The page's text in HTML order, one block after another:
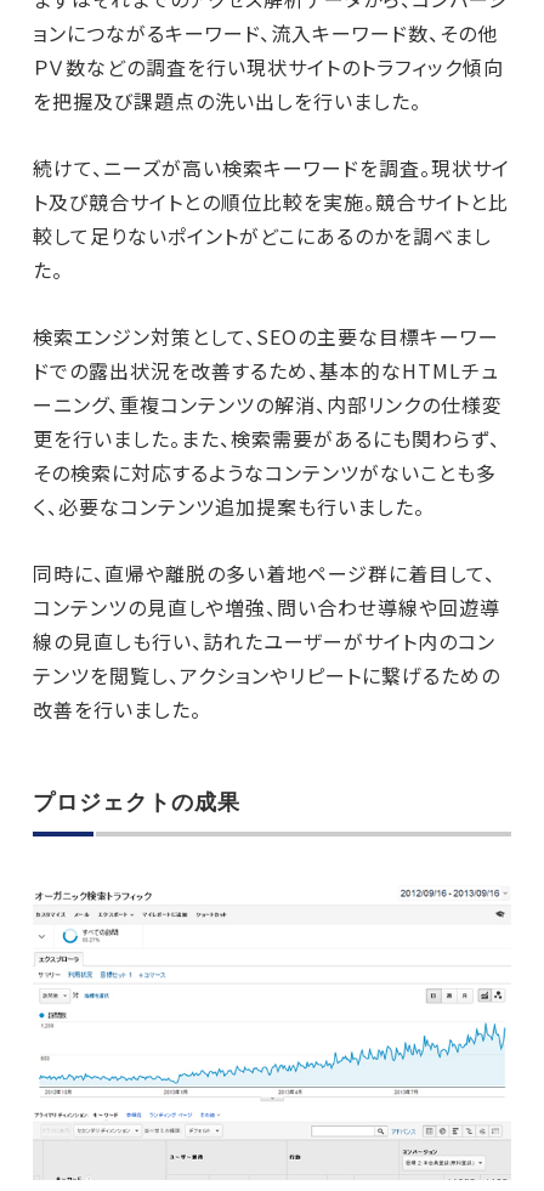
ョンにつながるキーワード、流入キーワード数、その他
ＰＶ数などの調査を行い現状サイトのトラフィック傾向
を把握及び課題点の洗い出しを行いました。
続けて、ニーズが高い検索キーワードを調査。現状サイ
ト及び競合サイトとの順位比較を実施。競合サイトと比
較して足りないポイントがどこにあるのかを調べまし
た。
検索エンジン対策として、SEOの主要な目標キーワー
ドでの露出状況を改善するため、基本的なHTMLチュ
ーニング、重複コンテンツの解消、内部リンクの仕様変
更を行いました。また、検索需要があるにも関わらず、
その検索に対応するようなコンテンツがないことも多
く、必要なコンテンツ追加提案も行いました。
同時に、直帰や離脱の多い着地ページ群に着目して、
コンテンツの見直しや増強、問い合わせ導線や回遊導
線の見直しも行い、訪れたユーザーがサイト内のコン
テンツを閲覧し、アクションやリピートに繋げるための
改善を行いました。
プロジェクトの成果